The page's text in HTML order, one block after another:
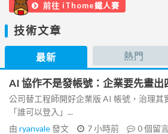
前往 iThome鐵人賽
技術文章
最新 熱門
AI 協作不是發帳號：企業要先畫出
公司替工程師開好企業版 AI 帳號，治理其
「誰可以登入」...
由 ryanvale發文 7 小時前 0個留